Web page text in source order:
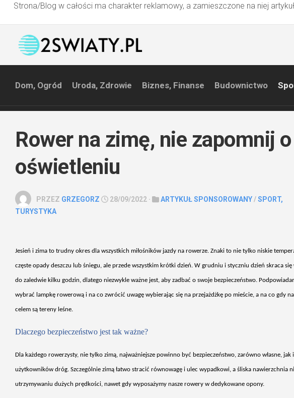
Strona/Blog w całości ma charakter reklamowy, a zamieszczone na niej
Dom, Ogród Uroda, Zdrowie Biznes, Finanse Budownictwo
Rower na zimę, nie zapomnij o
oświetleniu
PRZEZ GRZEGORZ 28/09/2022 · ARTYKUŁ SPONSOROWANY/SPORT,
TURYSTYKA
Jesień i zima to trudny okres dla wszystkich miłośników jazdy na rowerze. Znaki to nie tylko niskie
częste opady deszczu lub śniegu, ale przede wszystkim krótki dzień. W grudniu i styczniu dzień skraca się
do zaledwie kilku godzin, dlatego niezwykle ważne jest, aby zadbać o swoje bezpieczeństwo.
wybrać lampkę rowerową i na co zwrócić uwagę wybierając się na przejażdżkę po mieście, a na co gdy
celem są tereny leśne.
Dlaczego bezpieczeństwo jest tak ważne?
Dla każdego rowerzysty, nie tylko zimą, najważniejsze powinno być bezpieczeństwo, zarówno własne, jak
użytkowników dróg. Szczególnie zimą łatwo stracić równowagę i ulec wypadkowi, a śliska nawierzchnia
utrzymywaniu dużych prędkości, nawet gdy wyposażymy nasze rowery w dedykowane opony.